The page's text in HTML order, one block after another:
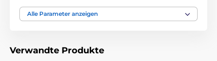
Thema
Alle Parameter anzeigen
Verwandte Produkte